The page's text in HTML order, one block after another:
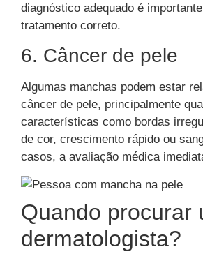
diagnóstico adequado é
tratamento correto.
6. Câncer de pele
Algumas manchas podem estar
câncer de pele, principalmente
características como bordas
de cor, crescimento rápido ou
casos, a avaliação médica
Quando procurar
dermatologista?